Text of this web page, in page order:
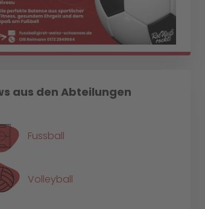
aus den Abteilungen
Fussball
Volleyball